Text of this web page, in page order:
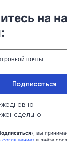
на
Подписаться
», вы
соглашение» и даёте